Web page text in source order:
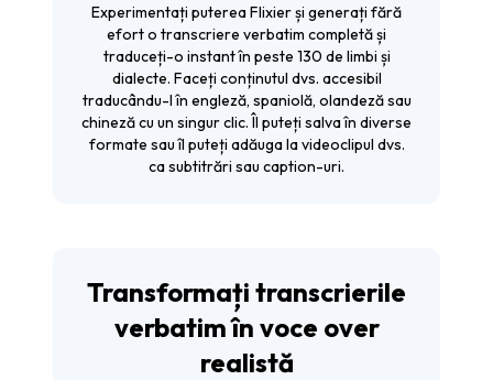
Experimentați puterea Flixier și generați fără
efort o transcriere verbatim completă și
traduceți-o instant în peste 130 de limbi și
dialecte. Faceți conținutul dvs. accesibil
traducându-l în engleză, spaniolă, olandeză sau
chineză cu un singur clic. Îl puteți salva în diverse
formate sau îl puteți adăuga la videoclipul dvs.
ca subtitrări sau caption-uri.
Transformați transcrierile
verbatim în voce over
realistă